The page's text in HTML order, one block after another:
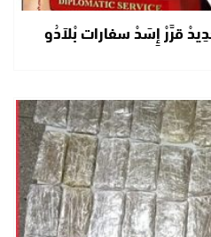
قرَّرْ إِسَدْ سفارات بْلاَدُو